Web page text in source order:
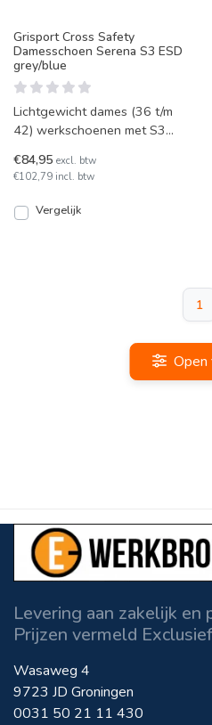
Grisport Cross Safety
Damesschoen Serena S3 ESD
grey/blue
Lichtgewicht dames (36 t/m
42) werkschoenen met S3
Serena. Deze schoen
€84,95 excl. btw
€102,79 incl. btw
Vergelijk
1
Levering aan zakelijk en
Prijzen vermeld
Wasaweg 4
9723 JD Groningen
0031 50 21 11 430